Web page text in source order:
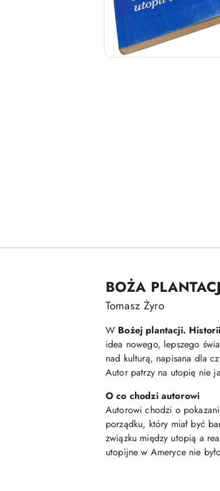
BOŻA
TomaszŻyro
W Bożej plantacji. Historii
idea nowego, lepszego
nad kulturą, napisana dla
Autor patrzy na utopię nie
Oco chodzi autorowi
Autorowichodzi o
porządku, który miał być
związku między utopią a
utopijnew Ameryce nie